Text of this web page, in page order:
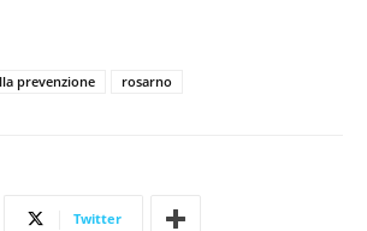
prevenzione rosarno
Twitter